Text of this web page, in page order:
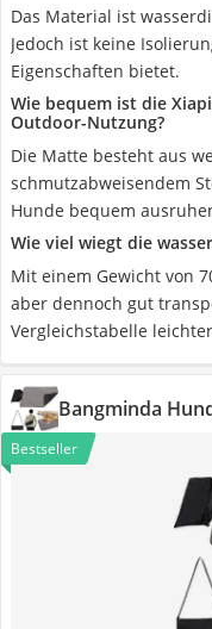
Das Material ist
Jedoch ist keine
Eigenschaften bietet.
Wie bequem ist die
Outdoor-Nutzung?
Die Matte besteht aus
schmutzabweisendem
Hunde bequem
Wie viel wiegt die
Mit einem Gewicht von
aber dennoch gut
Vergleichstabelle
Bangminda
Bestseller